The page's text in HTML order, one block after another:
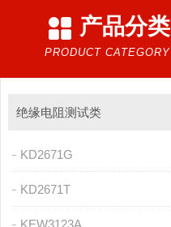
产品分类
PRODUCT CATEGORY
绝缘电阻测试类
KD2671G
KD2671T
KEW3123A